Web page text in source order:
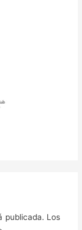
publicada. Los